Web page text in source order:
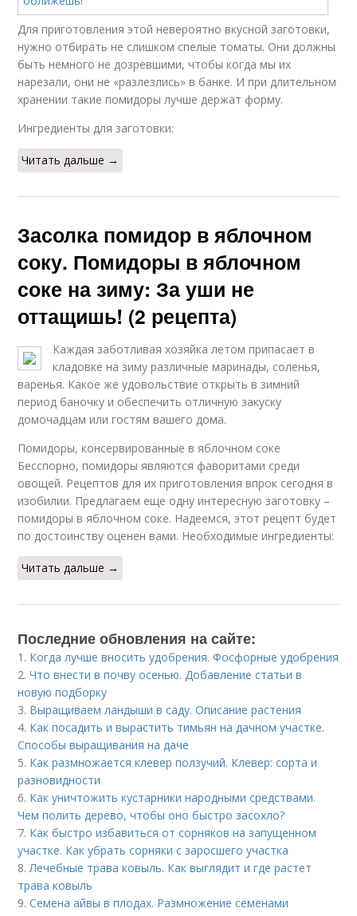
Для приготовления этой невероятно вкусной заготовки,
нужно отбирать не слишком спелые томаты. Они должны
быть немного не дозревшими, чтобы когда мы их
нарезали, они не «разлезлись» в банке. И при длительном
хранении такие помидоры лучше держат форму.
Ингредиенты для заготовки:
Читать дальше →
Засолка помидор в яблочном
соку. Помидоры в яблочном
соке на зиму: За уши не
оттащишь! (2 рецепта)
Каждая заботливая хозяйка летом припасает в
кладовке на зиму различные маринады, соленья,
варенья. Какое же удовольствие открыть в зимний
период баночку и обеспечить отличную закуску
домочадцам или гостям вашего дома.
Помидоры, консервированные в яблочном соке
Бесспорно, помидоры являются фаворитами среди
овощей. Рецептов для их приготовления впрок сегодня в
изобилии. Предлагаем еще одну интересную заготовку –
помидоры в яблочном соке. Надеемся, этот рецепт будет
по достоинству оценен вами. Необходимые ингредиенты:
Читать дальше →
Последние обновления на сайте:
1. Когда лучше вносить удобрения. Фосфорные удобрения
2.Что внести в почву осенью. Добавление статьи в
новую подборку
3. Выращиваем ландыши в саду. Описание растения
4. Как посадить и вырастить тимьян на дачном участке.
Способы выращивания на даче
5. Как размножается клевер ползучий. Клевер: сорта и
разновидности
6. Как уничтожить кустарники народными средствами.
Чем полить дерево, чтобы оно быстро засохло?
7. Как быстро избавиться от сорняков на запущенном
участке. Как убрать сорняки с заросшего участка
8.Лечебные трава ковыль. Как выглядит и где растет
трава ковыль
9.Семена айвы в плодах. Размножение семенами